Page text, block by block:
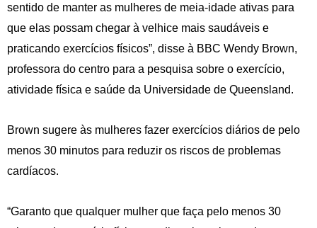
sentido de manter as mulheres de meia-idade ativas para
que elas possam chegar à velhice mais saudáveis e
praticando exercícios físicos”, disse à BBC Wendy Brown,
professora do centro para a pesquisa sobre o exercício,
atividade física e saúde da Universidade de Queensland.
Brown sugere às mulheres fazer exercícios diários de pelo
menos 30 minutos para reduzir os riscos de problemas
cardíacos.
“Garanto que qualquer mulher que faça pelo menos 30